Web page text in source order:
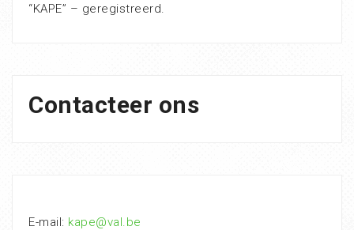
“KAPE” – geregistreerd.
Contacteer ons
E-mail: kape@val.be